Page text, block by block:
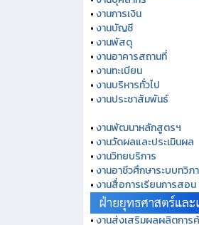
งานบุคลากร
งานการเงิน
งานบัญชี
งานพัสดุ
งานอาคารสถานที่
งานทะเบียน
งานบริหารทั่วไป
•งานพัฒนาหลักสูตรฯ
•งานวัดผลและประเมินผล
•งานวิทยบริการ
•งานอาชีวศึกษาระบบทวิภาคี
งานสื่อการเรียนการสอน